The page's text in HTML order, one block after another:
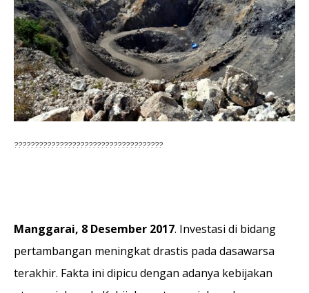
????????????????????????????????????
Manggarai, 8 Desember 2017. Investasi di bidang
pertambangan meningkat drastis pada dasawarsa
terakhir. Fakta ini dipicu dengan adanya kebijakan